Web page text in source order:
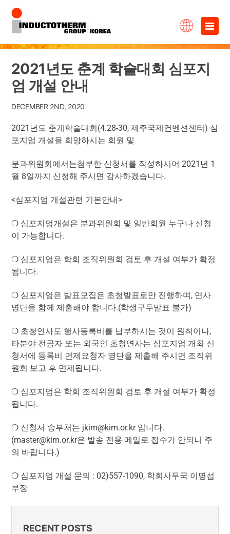
×
Skip
content
2021년도 춘계 학술대회 심포지
엄 개설 안내
DECEMBER 2ND, 2020
2021년도 춘계학술대회(4.28-30, 제주국제컨벤션센터) 심
포지엄 개설을 희망하시는 회원 및
분과위원회에서는첨부한 신청서를 작성하시어 2021년 1
월 8일까지 신청해 주시면 감사하겠습니다.
<심포지엄 개설관련 기본안내>
❍ 심포지엄개설은 분과위원회 및 일반회원 누구나 신청
이 가능합니다.
❍ 심포지엄은 학회 조직위원회 검토 후 개설 여부가 확정
됩니다.
❍ 심포지엄은 발표모집은 초청발표로만 진행하며, 연사
명단을 함께 제출해야 합니다.(학생구두발표 불가)
❍ 초청연사도 행사등록비를 납부하시는 것이 원칙이나,
타분야 전공자 또는 외국인 초청연사는 심포지엄 개최 신
청서에 등록비 면제요청자 명단을 제출해 주시면 조직위
원회 보고 후 면제됩니다.
❍ 심포지엄은 학회 조직위원회 검토 후 개설 여부가 확정
됩니다.
❍ 신청서 송부처는 jkim@kim.or.kr 입니다.
(master@kim.or.kr은 발송 전용 메일로 접수가 안되니 주
의 바랍니다.)
❍ 심포지엄 개설 문의 : 02)557-1090, 학회사무국 이명섭
부장
RECENT POSTS